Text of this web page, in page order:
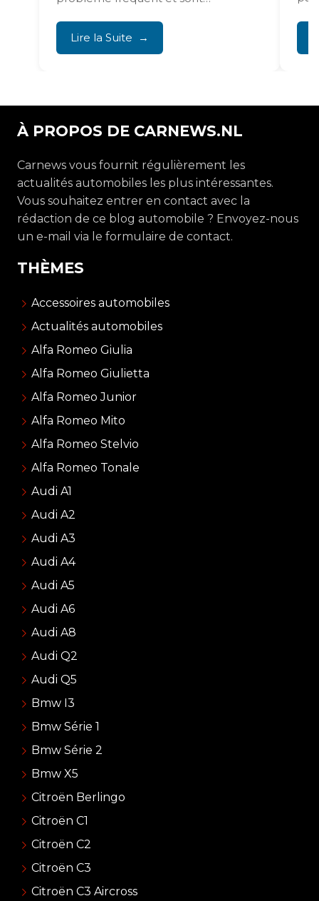
Lire la Suite
À PROPOS DE CARNEWS.NL
Carnews vous fournit régulièrement les
actualités automobiles les plus intéressantes.
Vous souhaitez entrer en contact avec la
rédaction de ce blog automobile ? Envoyez-nous
un e-mail via le formulaire de contact.
THÈMES
Accessoires automobiles
Actualités automobiles
Alfa Romeo Giulia
Alfa Romeo Giulietta
Alfa Romeo Junior
Alfa Romeo Mito
Alfa Romeo Stelvio
Alfa Romeo Tonale
Audi A1
Audi A2
Audi A3
Audi A4
Audi A5
Audi A6
Audi A8
Audi Q2
Audi Q5
Bmw I3
Bmw Série 1
Bmw Série 2
Bmw X5
Citroën Berlingo
Citroën C1
Citroën C2
Citroën C3
Citroën C3 Aircross